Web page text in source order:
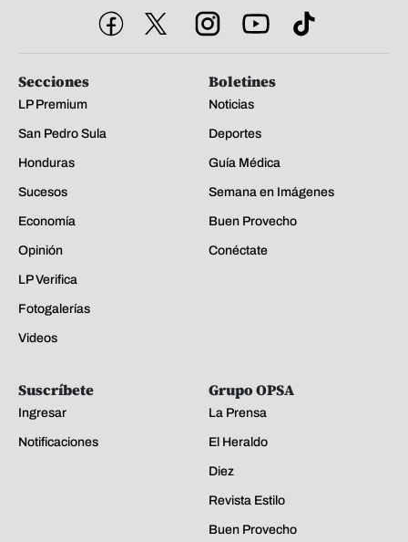
Secciones
LP Premium
San Pedro Sula
Honduras
Sucesos
Economía
Opinión
LP Verifica
Fotogalerías
Videos
Boletines
Noticias
Deportes
Guía Médica
Semana en Imágenes
Buen Provecho
Conéctate
Suscríbete
Ingresar
Notificaciones
Grupo OPSA
La Prensa
El Heraldo
Diez
Revista Estilo
Buen Provecho